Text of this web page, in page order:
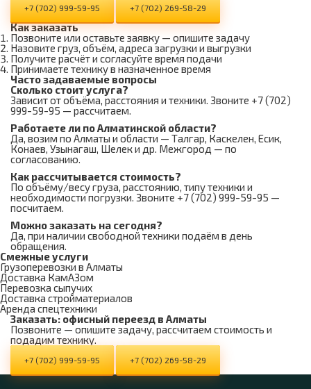
+7 (702) 999-59-95 +7 (702) 269-58-29
Как заказать
Позвоните или оставьте заявку — опишите задачу
Назовите груз, объём, адреса загрузки и выгрузки
Получите расчёт и согласуйте время подачи
Принимаете технику в назначенное время
Часто задаваемые вопросы
Сколько стоит услуга?
Зависит от объёма, расстояния и техники. Звоните +7 (702)
999-59-95 — рассчитаем.
Работаете ли по Алматинской области?
Да, возим по Алматы и области — Талгар, Каскелен, Есик,
Конаев, Узынагаш, Шелек и др. Межгород — по
согласованию.
Как рассчитывается стоимость?
По объёму/весу груза, расстоянию, типу техники и
необходимости погрузки. Звоните +7 (702) 999-59-95 —
посчитаем.
Можно заказать на сегодня?
Да, при наличии свободной техники подаём в день
обращения.
Смежные услуги
Грузоперевозки в Алматы
Доставка КамАЗом
Перевозка сыпучих
Доставка стройматериалов
Аренда спецтехники
Заказать: офисный переезд в Алматы
Позвоните — опишите задачу, рассчитаем стоимость и
подадим технику.
+7 (702) 999-59-95 +7 (702) 269-58-29